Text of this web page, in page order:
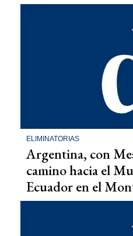
ELIMINATORIAS
Argentina, con
camino hacia el
Ecuador en el